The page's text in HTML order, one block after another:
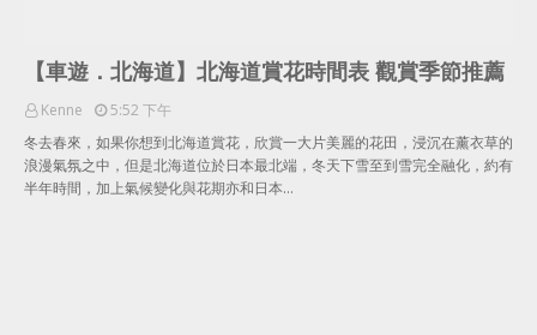
【車遊．北海道】北海道賞花時間表 觀賞季節推薦
Kenne
5:52 下午
冬去春來，如果你想到北海道賞花，欣賞一大片美麗的花田，浸沉在薰衣草的
浪漫氣氛之中，但是北海道位於日本最北端，冬天下雪至到雪完全融化，約有
半年時間，加上氣候變化與花期亦和日本…